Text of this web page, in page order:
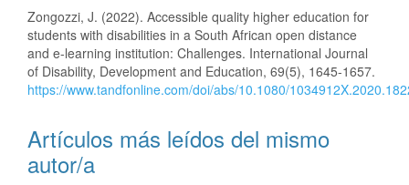
Zongozzi, J. (2022). Accessible quality higher education for
students with disabilities in a South African open distance
and e-learning institution: Challenges. International Journal
of Disability, Development and Education, 69(5), 1645-1657.
https://www.tandfonline.com/doi/abs/10.1080/
Artículos más leídos del mismo
autor/a